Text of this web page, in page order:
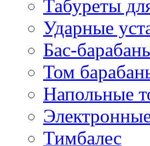
Табуреты
Ударные
Бас-
Том
Напольные
Тимбалес